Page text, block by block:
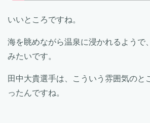
いいところですね。
海を眺めながら温泉に浸かれるようで
みたいです。
田中大貴選手は、こういう雰囲気のと
ったんですね。